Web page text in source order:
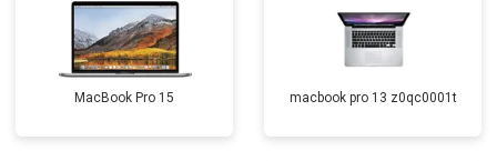
MacBook Pro 15 macbook pro 13 z0qc0001t